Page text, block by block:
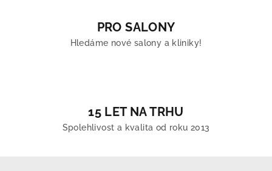
PRO SALONY
Hledáme nové salony a kliniky!
15 LET NA TRHU
Spolehlivost a kvalita od roku 2013